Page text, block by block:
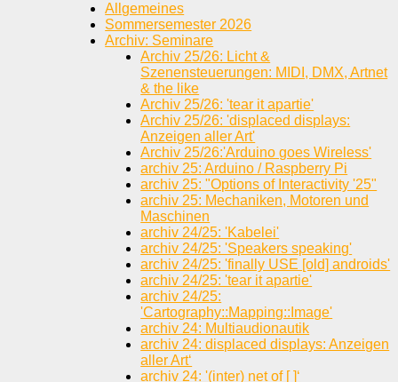
Allgemeines
Sommersemester 2026
Archiv: Seminare
Archiv 25/26: Licht &
Szenensteuerungen: MIDI, DMX, Artnet
& the like
Archiv 25/26: 'tear it apartie'
Archiv 25/26: 'displaced displays:
Anzeigen aller Art'
Archiv 25/26:'Arduino goes Wireless'
archiv 25: Arduino / Raspberry Pi
archiv 25: "Options of Interactivity '25"
archiv 25: Mechaniken, Motoren und
Maschinen
archiv 24/25: 'Kabelei'
archiv 24/25: 'Speakers speaking'
archiv 24/25: 'finally USE [old] androids'
archiv 24/25: 'tear it apartie'
archiv 24/25:
'Cartography::Mapping::Image'
archiv 24: Multiaudionautik
archiv 24: displaced displays: Anzeigen
aller Art‘
archiv 24: '(inter) net of [ ]‘